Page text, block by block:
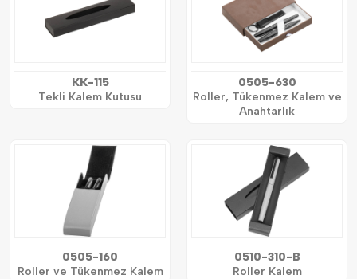
KK-115
Tekli Kalem Kutusu
0505-630
Roller, Tükenmez Kalem ve
Anahtarlık
0505-160
Roller ve Tükenmez Kalem
0510-310-B
Roller Kalem